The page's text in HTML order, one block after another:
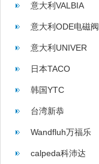
意大利VALBIA
意大利ODE电磁阀
意大利UNIVER
日本TACO
韩国YTC
台湾新恭
Wandfluh万福乐
calpeda科沛达